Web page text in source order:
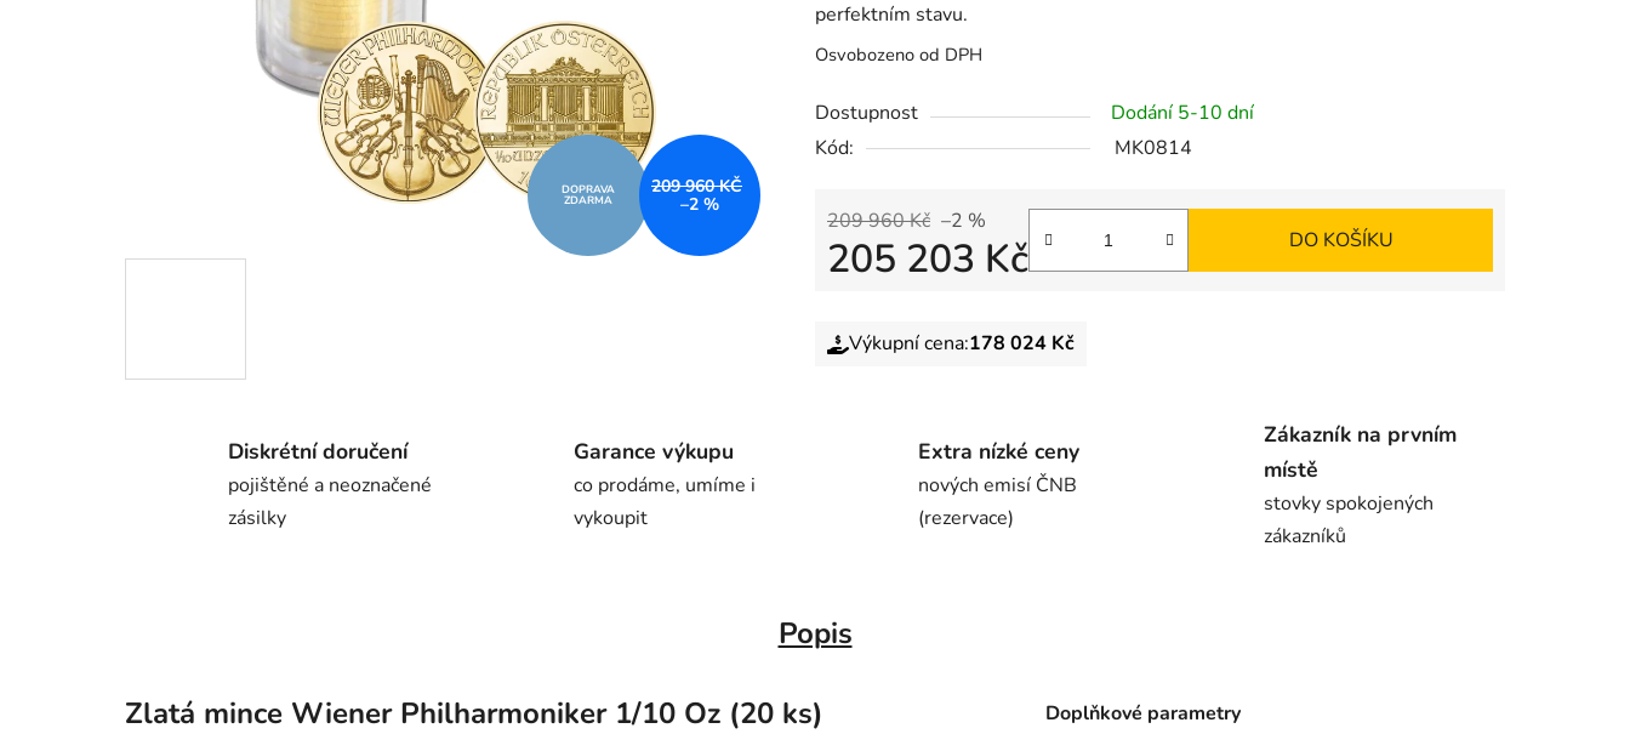
perfektním stavu.
Osvobozeno od DPH
Dostupnost
Dodání 5-10 dní
Kód:
MK0814
209 960 Kč –2 %
205 203 Kč DO KOŠÍKU
Výkupní cena:178 024 Kč
DOPRAVA
ZDARMA
209 960 KČ
–2 %
Diskrétní doručení
pojištěné a neoznačené
zásilky
Garance výkupu
co prodáme, umíme i
vykoupit
Extra nízké ceny
nových emisí ČNB
(rezervace)
Zákazník na prvním
místě
stovky spokojených
zákazníků
Popis
Zlatá mince Wiener Philharmoniker 1/10 Oz (20 ks) Doplňkové parametry